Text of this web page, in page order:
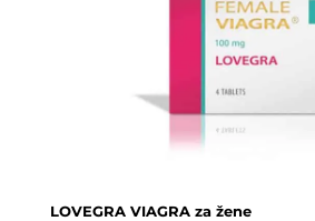
LOVEGRA VIAGRA za žene